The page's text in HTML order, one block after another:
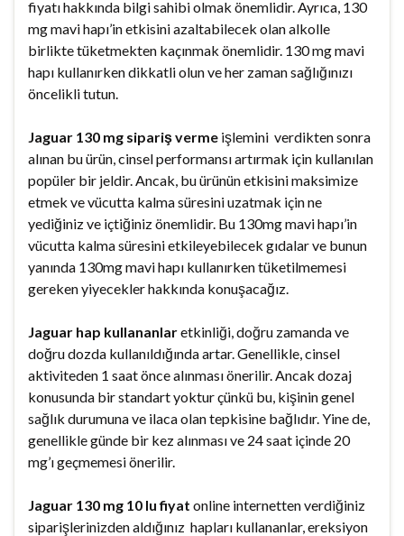
fiyatı hakkında bilgi sahibi olmak önemlidir. Ayrıca, 130
mg mavi hapı’in etkisini azaltabilecek olan alkolle
birlikte tüketmekten kaçınmak önemlidir. 130 mg mavi
hapı kullanırken dikkatli olun ve her zaman sağlığınızı
öncelikli tutun.
Jaguar 130 mg sipariş verme işlemini verdikten sonra
alınan bu ürün, cinsel performansı artırmak için kullanılan
popüler bir jeldir. Ancak, bu ürünün etkisini maksimize
etmek ve vücutta kalma süresini uzatmak için ne
yediğiniz ve içtiğiniz önemlidir. Bu 130mg mavi hapı’in
vücutta kalma süresini etkileyebilecek gıdalar ve bunun
yanında 130mg mavi hapı kullanırken tüketilmemesi
gereken yiyecekler hakkında konuşacağız.
Jaguar hap kullananlaretkinliği, doğru zamanda ve
doğru dozda kullanıldığında artar. Genellikle, cinsel
aktiviteden 1 saat önce alınması önerilir. Ancak dozaj
konusunda bir standart yoktur çünkü bu, kişinin genel
sağlık durumuna ve ilaca olan tepkisine bağlıdır. Yine de,
genellikle günde bir kez alınması ve 24 saat içinde 20
mg’ı geçmemesi önerilir.
Jaguar 130 mg 10 lu fiyat online internetten verdiğiniz
siparişlerinizden aldığınız hapları kullananlar, ereksiyon